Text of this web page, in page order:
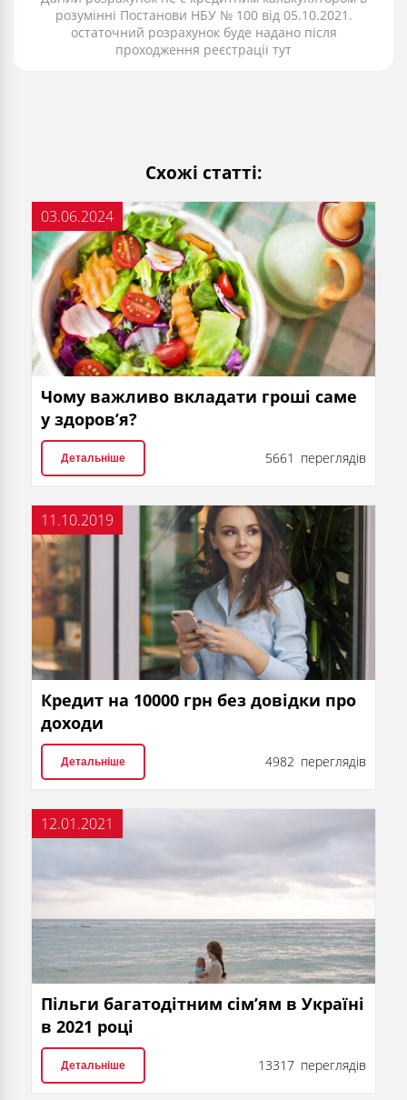
розумінні Постанови НБУ № 100 від 05.10.2021.
остаточний розрахунок буде надано після
проходження реєстрації тут
Схожі статті:
03.06.2024
Чому важливо вкладати гроші саме
у здоров’я?
Детальніше 5661 переглядів
11.10.2019
Кредит на 10000 грн без довідки про
доходи
Детальніше 4982 переглядів
12.01.2021
Пільги багатодітним сім’ям в Україні
в 2021 році
Детальніше 13317 переглядів